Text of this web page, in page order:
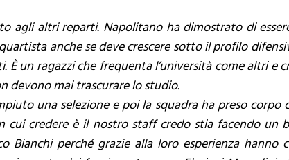
agli altri reparti. Napolitano ha dimostrato di
anche se deve crescere sotto il profilo
un ragazzi che frequenta l’università come altri e
devono mai trascurare lo studio.
una selezione e poi la squadra ha preso corpo
credere è il nostro staff credo stia facendo un
perché grazie alla loro esperienza hanno